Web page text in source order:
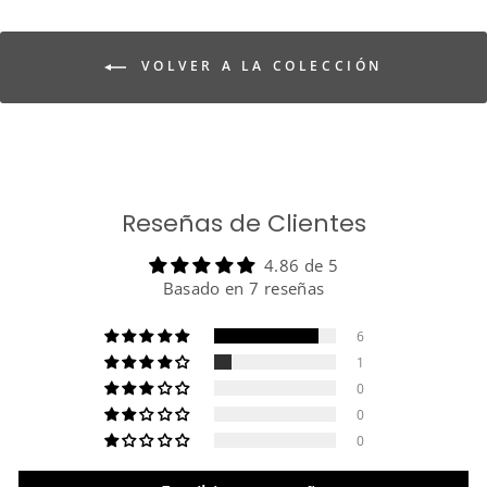
VOLVER A LA COLECCIÓN
Reseñas de Clientes
4.86 de 5
Basado en 7 reseñas
6
1
0
0
0